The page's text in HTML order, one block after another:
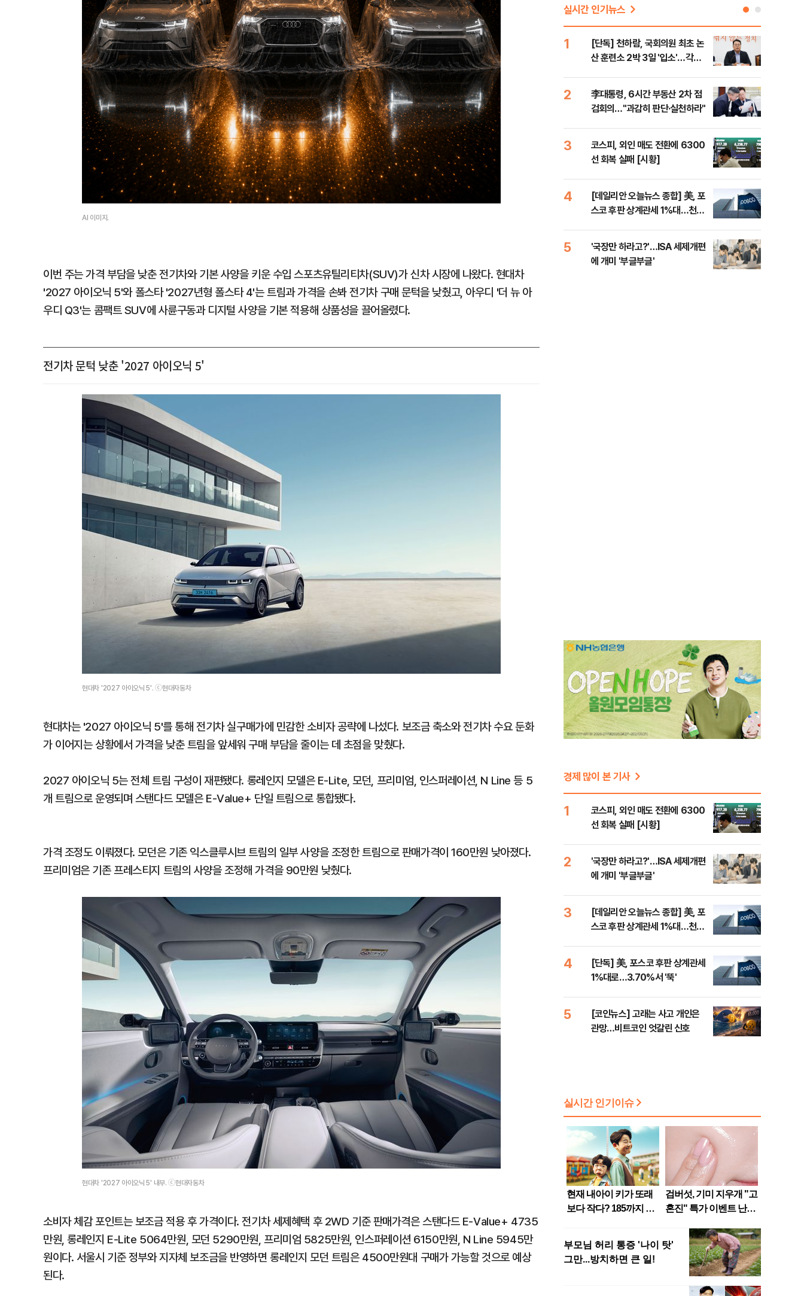
AI 이미지.
이번 주는 가격 부담을 낮춘 전기차와 기본 사양을 키운 수입 스포츠유틸리티차(SUV)가 신차 시장에 나왔다. 현대차
'2027 아이오닉 5'와 폴스타 '2027년형 폴스타 4'는 트림과 가격을 손봐 전기차 구매 문턱을 낮췄고, 아우디 '더 뉴 아
우디 Q3'는 콤팩트 SUV에 사륜구동과 디지털 사양을 기본 적용해 상품성을 끌어올렸다.
전기차 문턱 낮춘 '2027 아이오닉 5'
현대차 '2027 아이오닉 5'. ⓒ현대자동차
현대차는 '2027 아이오닉 5'를 통해 전기차 실구매가에 민감한 소비자 공략에 나섰다. 보조금 축소와 전기차 수요 둔화
가 이어지는 상황에서 가격을 낮춘 트림을 앞세워 구매 부담을 줄이는 데 초점을 맞췄다.
2027 아이오닉 5는 전체 트림 구성이 재편됐다. 롱레인지 모델은 E-Lite, 모던, 프리미엄, 인스퍼레이션, N Line 등 5
개 트림으로 운영되며 스탠다드 모델은 E-Value+ 단일 트림으로 통합됐다.
가격 조정도 이뤄졌다. 모던은 기존 익스클루시브 트림의 일부 사양을 조정한 트림으로 판매가격이 160만원 낮아졌다.
프리미엄은 기존 프레스티지 트림의 사양을 조정해 가격을 90만원 낮췄다.
현대차 '2027 아이오닉 5' 내부. ⓒ현대자동차
소비자 체감 포인트는 보조금 적용 후 가격이다. 전기차 세제혜택 후 2WD 기준 판매가격은 스탠다드 E-Value+ 4735
만원, 롱레인지 E-Lite 5064만원, 모던 5290만원, 프리미엄 5825만원, 인스퍼레이션 6150만원, N Line 5945만
원이다. 서울시 기준 정부와 지자체 보조금을 반영하면 롱레인지 모던 트림은 4500만원대 구매가 가능할 것으로 예상
된다.
실시간 인기뉴스
1
[단독] 천하람, 국회의원 최초 논
산 훈련소 2박 3일 '입소'…각개
2
李대통령, 6시간 부동산 2차 점
검회의…"과감히 판단·실천하라"
3
코스피, 외인 매도 전환에 6300
선 회복 실패 [시황]
4
[데일리안 오늘뉴스 종합] 美, 포
스코 후판 상계관세 1%대…천하
5
'국장만 하라고?'…ISA 세제개편
에 개미 '부글부글'
경제 많이 본 기사
1
코스피, 외인 매도 전환에 6300
선 회복 실패 [시황]
2
'국장만 하라고?'…ISA 세제개편
에 개미 '부글부글'
3
[데일리안 오늘뉴스 종합] 美, 포
스코 후판 상계관세 1%대…천하
4
[단독] 美, 포스코 후판 상계관세
1%대로…3.70%서 '뚝'
5
[코인뉴스] 고래는 사고 개인은
관망…비트코인 엇갈린 신호